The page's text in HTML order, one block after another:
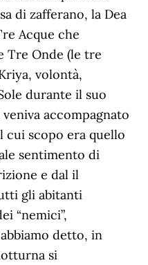
di zafferano, la Dea
Acque che
Tre Onde (le tre
volontà,
durante il suo
accompagnato
scopo era quello
sentimento di
e dal il
gli abitanti
“nemici”,
detto, in
si